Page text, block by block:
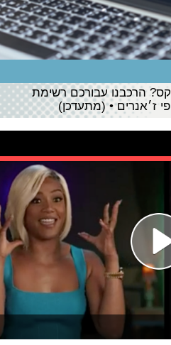
הרכבנו עבורכם רשימת
ז׳אנרים • (מתעדכן)